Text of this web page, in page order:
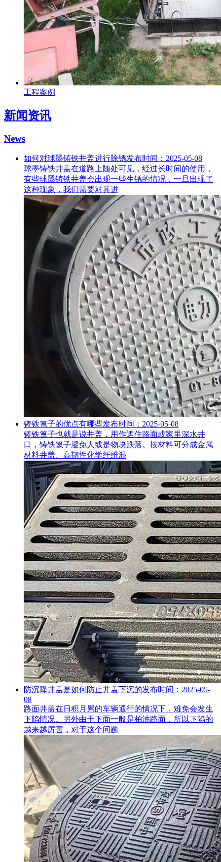
工程案例
新闻资讯
News
如何对球墨铸铁井盖进行除锈发布时间：2025-05-08
球墨铸铁井盖在道路上随处可见，经过长时间的使用，
有些球墨铸铁井盖会出现一些生锈的情况，一旦出现了
这种现象，我们需要对其进
铸铁篦子的优点有哪些发布时间：2025-05-08
铸铁篦子也就是说井盖，用作遮住路面或家里深水井
口，铸铁篦子避免人或是物块跌落。按材料可分成金属
材料井盖、高韧性化学纤维混
防沉降井盖是如何防止井盖下沉的发布时间：2025-05-
08
路面井盖在日积月累的车辆通行的情况下，难免会发生
下陷情况。另外由于下面一般是柏油路面，所以下陷的
越来越厉害，对于这个问题